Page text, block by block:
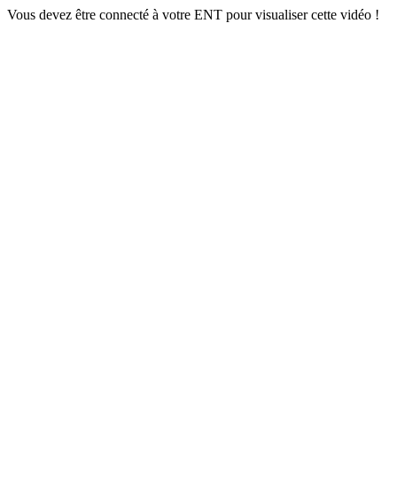
Vous devez être connecté à votre ENT pour visualiser cette vidéo !